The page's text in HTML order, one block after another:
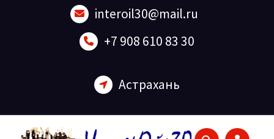
interoil30@mail.ru
+7 908 610 83 30
Астрахань